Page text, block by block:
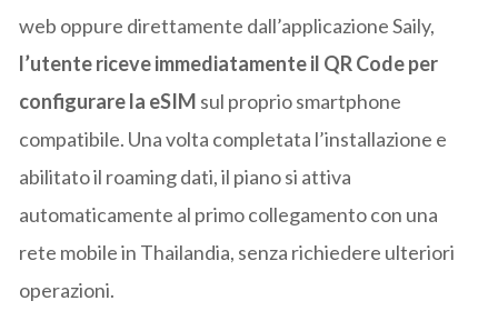
web oppure direttamente dall’applicazione Saily,
l’utente riceve immediatamente il QR Code per
configurare la eSIM sul proprio smartphone
compatibile. Una volta completata l’installazione e
abilitato il roaming dati, il piano si attiva
automaticamente al primo collegamento con una
rete mobile in Thailandia, senza richiedere ulteriori
operazioni.